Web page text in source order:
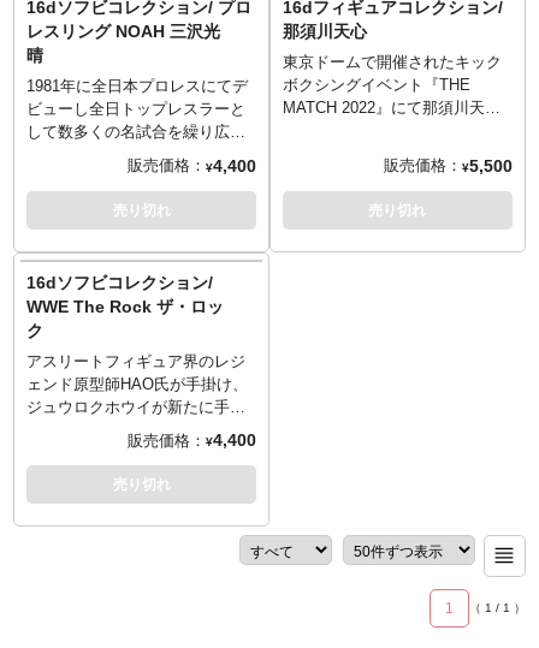
ニオ猪木氏のフィギュアを手掛
けてきたHAO氏が担当。過去少
量、ポリストーンで発売された
1/6スケールフィギュアの原型を
手直しし、ピューター像として
復刻。その重量は約4kg！！重量
感、存在感が半端ないアントニ
オ猪木氏らしい規格外なピュー
ター像をぜひ貴方の元へ。
～ご注意事項～以下ご了承の上
■発売時期につきましては予定と
なりますため、大幅に遅れや前
倒しとなる場合もございます。
■ご予約いただいた時点で、商品
代金のうち「\20,000」を内金と
してお支払いをお願いします
（内金確認をもってご予約受付
■内金は同ページに記載しており
ますURLからご注文ください。
■残りの商品代金につきましては
■商品入荷のご案内後に通常どお
16dソフビコレクション/ プロ
レスリング NOAH 三沢光
晴
1981年に全日本プロレスにてデ
ビューし全日トップレスラーと
して数多くの名試合を繰り広
げ、2000年にはプロレスリン
グ・ノアの創始者として旗揚げ
を行った名レスラー、三沢光
晴。リングで倒れてから13年、
繰り出す瞬間を切り抜いた様な
フィギュアが実現！原型は、ア
スリート造形で有名なHAO氏が
担当。
© NOAH ProWrestling
販売価格： ¥4,400
売り切れ
16dフィギュアコレクション/
那須川天心
東京ドームで開催されたキック
ボクシングイベント『THE
MATCH 2022』にて那須川天心
高い感動的な試合を戦い抜い
た、キックボクシング史上最高
の天才であり至宝、那須川天心
のリアルタイプフィギュアが、
販売価格： ¥5,500
売り切れ
16dソフビコレクション/
WWE The Rock ザ・ロッ
ク
アスリートフィギュア界のレジ
ェンド原型師HAO氏が手掛け、
ジュウロクホウイが新たに手掛
けるソフビシリーズ「16dソフビ
コレクション」。現在は「ドウ
ェイン・ジョンソン」としてハ
リウッド映画というリングを主
戦場としている、WWEの伝説。
「THE ROCK」ことロック様が
ラインナップしました。妙技を
販売価格： ¥4,400
売り切れ
1 （ 1 / 1 ）